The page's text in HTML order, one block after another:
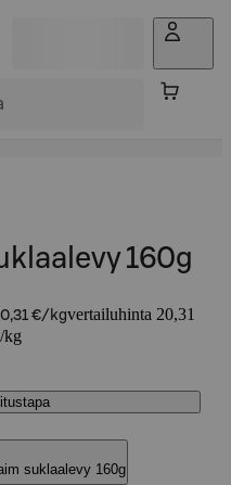
160g
€/kgvertailuhinta 20,31
kg
Lisää suosikkeihin, Marabou Daim suklaalevy 160g